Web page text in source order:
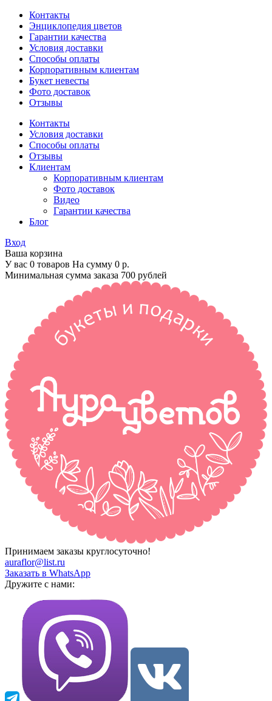
Контакты
Энциклопедия цветов
Гарантии качества
Условия доставки
Способы оплаты
Корпоративным клиентам
Букет невесты
Фото доставок
Отзывы
Контакты
Условия доставки
Способы оплаты
Отзывы
Клиентам
Корпоративным клиентам
Фото доставок
Видео
Гарантии качества
Блог
Вход
Ваша корзина
У вас 0 товаров На сумму 0 р.
Минимальная сумма заказа 700 рублей
Принимаем заказы круглосуточно!
auraflor@list.ru
Заказать в WhatsApp
Дружите с нами: